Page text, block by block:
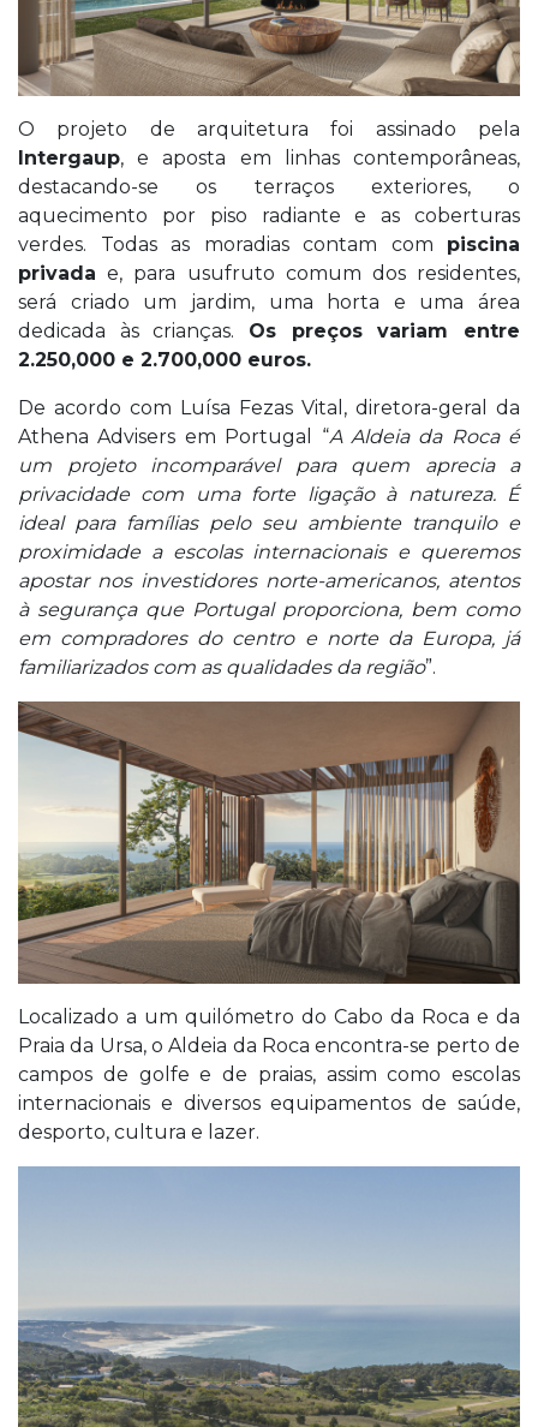
O projeto de arquitetura foi assinado pela
Intergaup, e aposta em linhas contemporâneas,
destacando-se os terraços exteriores, o
aquecimento por piso radiante e as coberturas
verdes. Todas as moradias contam com piscina
privada e, para usufruto comum dos residentes,
será criado um jardim, uma horta e uma área
dedicada às crianças. Os preços variam entre
2.250,000 e 2.700,000 euros.
De acordo com Luísa Fezas Vital, diretora-geral da
Athena Advisers em Portugal “A Aldeia da Roca é
um projeto incomparável para quem aprecia a
privacidade com uma forte ligação à natureza. É
ideal para famílias pelo seu ambiente tranquilo e
proximidade a escolas internacionais e queremos
apostar nos investidores norte-americanos, atentos
à segurança que Portugal proporciona, bem como
em compradores do centro e norte da Europa, já
familiarizados com as qualidades da região”.
Localizado a um quilómetro do Cabo da Roca e da
Praia da Ursa, o Aldeia da Roca encontra-se perto de
campos de golfe e de praias, assim como escolas
internacionais e diversos equipamentos de saúde,
desporto, cultura e lazer.